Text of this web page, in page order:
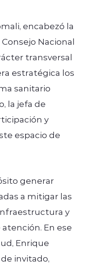
encabezó la
Nacional
transversal
estratégica los
sanitario
la jefa de
y
espacio de
generar
a mitigar las
y
En ese
Enrique
invitado,